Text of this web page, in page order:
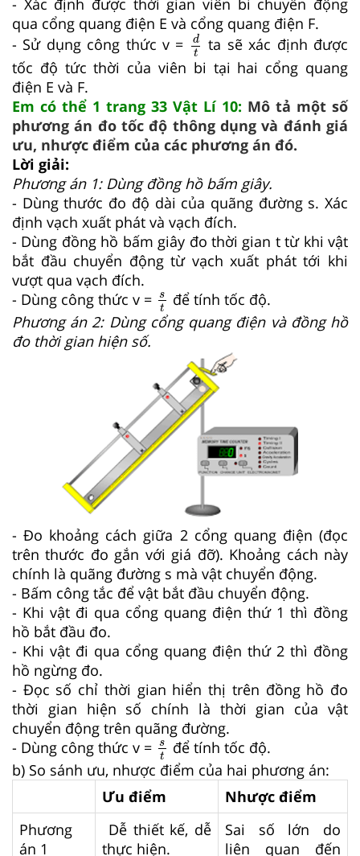
- Xác định được thời gian viên bi chuyển động
qua cổng quang điện E và cổng quang điện F.
- Sử dụng công thức v =
d
t
dtta sẽ xác định được
tốc độ tức thời của viên bi tại hai cổng quang
điện E và F.
Em có thể 1 trang 33 Vật Lí 10: Mô tả một số
phương án đo tốc độ thông dụng và đánh giá
ưu, nhược điểm của các phương án đó.
Lời giải:
Phương án 1: Dùng đồng hồ bấm giây.
- Dùng thước đo độ dài của quãng đường s. Xác
định vạch xuất phát và vạch đích.
- Dùng đồng hồ bấm giây đo thời gian t từ khi vật
bắt đầu chuyển động từ vạch xuất phát tới khi
vượt qua vạch đích.
- Dùng công thức v =
s
t
s để tính tốc độ.
Phương án 2: Dùng cổng quang điện và đồng hồ
đo thời gian hiện số.
- Đo khoảng cách giữa 2 cổng quang điện (đọc
trên thước đo gắn với giá đỡ). Khoảng cách này
chính là quãng đường s mà vật chuyển động.
- Bấm công tắc để vật bắt đầu chuyển động.
- Khi vật đi qua cổng quang điện thứ 1 thì đồng
hồ bắt đầu đo.
- Khi vật đi qua cổng quang điện thứ 2 thì đồng
hồ ngừng đo.
- Đọc số chỉ thời gian hiển thị trên đồng hồ đo
thời gian hiện số chính là thời gian của vật
chuyển động trên quãng đường.
- Dùng công thức v =
s
t
stđể tính tốc độ.
b) So sánh ưu, nhược điểm của hai phương án:
Ưu điểm
Nhược điểm
Phương
án 1
Dễ thiết kế, dễ
thực hiện.
Sai số lớn do
liên quan đến